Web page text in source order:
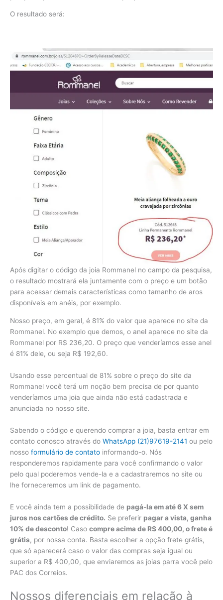
O resultado será:
Após digitar o código da joia Rommanel no campo da pesquisa,
o resultado mostrará ela juntamente com o preço e um botão
para acessar demais características como tamanho de aros
disponíveis em anéis, por exemplo.
Nosso preço, em geral, é 81% do valor que aparece no site da
Rommanel. No exemplo que demos, o anel aparece no site da
Rommanel por R$ 236,20. O preço que venderíamos esse anel
é 81% dele, ou seja R$ 192,60.
Usando esse percentual de 81% sobre o preço do site da
Rommanel você terá um noção bem precisa de por quanto
venderíamos uma joia que ainda não está cadastrada e
anunciada no nosso site.
Sabendo o código e querendo comprar a joia, basta entrar em
contato conosco através do WhatsApp (21)97619-2141 ou pelo
nosso formulário de contato informando-o. Nós
responderemos rapidamente para você confirmando o valor
pelo qual poderemos vende-la e a cadastraremos no site ou
lhe forneceremos um link de pagamento.
E você ainda tem a possibilidade de pagá-la em até 6 X sem
juros nos cartões de crédito. Se preferir pagar a vista, ganha
10% de desconto! Caso compre acima de R$ 400,00, o frete é
grátis, por nossa conta. Basta escolher a opção frete grátis,
que só aparecerá caso o valor das compras seja igual ou
superior a R$ 400,00, que enviaremos as joias parra você pelo
PAC dos Correios.
Nossos diferenciais em relação à